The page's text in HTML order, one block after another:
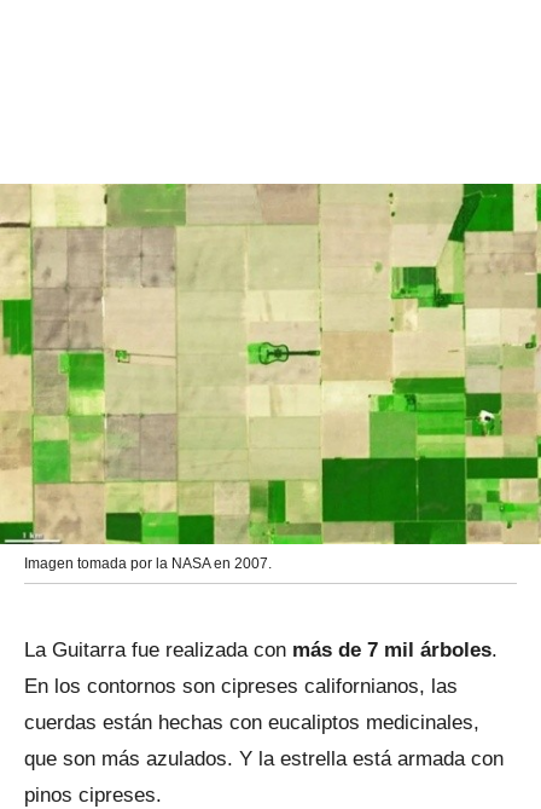
Imagen tomada por la NASA en 2007.
La Guitarra fue realizada con más de 7 mil árboles.
En los contornos son cipreses californianos, las
cuerdas están hechas con eucaliptos medicinales,
que son más azulados. Y la estrella está armada con
pinos cipreses.